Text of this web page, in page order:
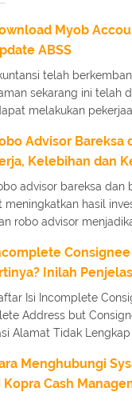
Myob
ABSS
telah
sekarang ini telah
melakukan
Advisor Bareksa
Kelebihan dan
advisor bareksa dan
meningkatkan hasil
robo advisor
Inilah
Isi Incomplete
Address but
Alamat Tidak Lengkap
Menghubungi
Kopra Cash